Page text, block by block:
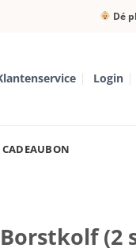
Dé
Login
CADEAUBON
(2